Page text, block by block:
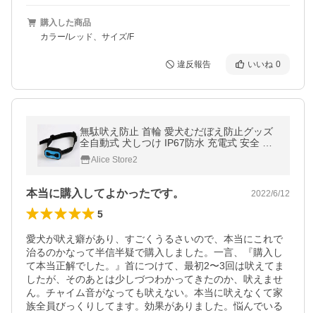
購入した商品
カラー/レッド、サイズ/F
違反報告 いいね 0
無駄吠え防止 首輪 愛犬むだぼえ防止グッズ
全自動式 犬しつけ IP67防水 充電式 安全 訓
練用 7段階センサー LCDディスプレー 小型
犬/中型犬/大型犬用
Alice Store2
本当に購入してよかったです。 2022/6/12
5
愛犬が吠え癖があり、すごくうるさいので、本当にこれで
治るのかなって半信半疑で購入しました。一言、『購入し
て本当正解でした。』首につけて、最初2〜3回は吠えてま
したが、そのあとは少しづつわかってきたのか、吠えませ
ん。チャイム音がなっても吠えない。本当に吠えなくて家
族全員びっくりしてます。効果がありました。悩んでいる